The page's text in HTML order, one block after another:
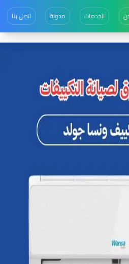
الخدمات مدونة اتصل بنا